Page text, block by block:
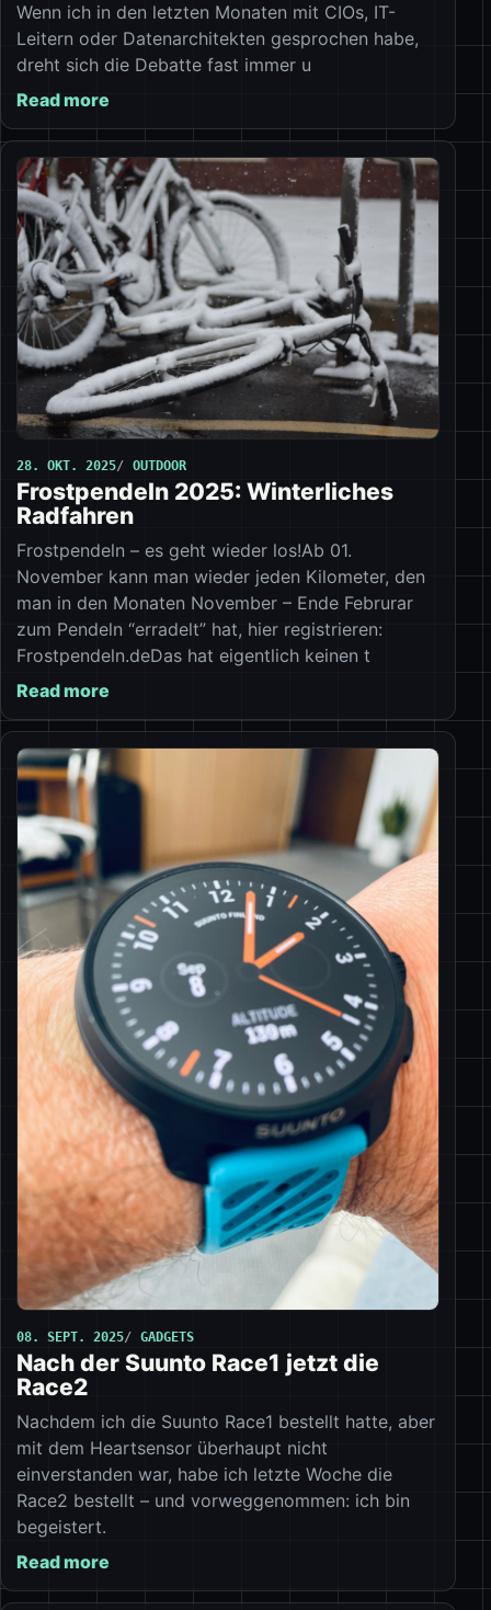
Wenn ich in den letzten Monaten mit CIOs, IT-
Leitern oder Datenarchitekten gesprochen habe,
dreht sich die Debatte fast immer u
Read more
28. OKT. 2025 OUTDOOR
Frostpendeln 2025: Winterliches
Radfahren
Frostpendeln – es geht wieder los!Ab 01.
November kann man wieder jeden Kilometer, den
man in den Monaten November – Ende Februrar
zum Pendeln “erradelt” hat, hier registrieren:
Frostpendeln.deDas hat eigentlich keinen t
Read more
08. SEPT. 2025 GADGETS
Nach der Suunto Race1 jetzt die
Race2
Nachdem ich die Suunto Race1 bestellt hatte, aber
mit dem Heartsensor überhaupt nicht
einverstanden war, habe ich letzte Woche die
Race2 bestellt – und vorweggenommen: ich bin
begeistert.
Read more